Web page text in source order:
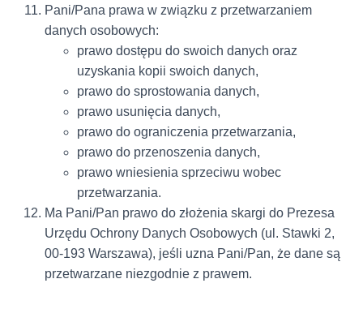
Pani/Pana prawa w związku z przetwarzaniem
danych osobowych:
prawo dostępu do swoich danych oraz
uzyskania kopii swoich danych,
prawo do sprostowania danych,
prawo usunięcia danych,
prawo do ograniczenia przetwarzania,
prawo do przenoszenia danych,
prawo wniesienia sprzeciwu wobec
przetwarzania.
Ma Pani/Pan prawo do złożenia skargi do Prezesa
Urzędu Ochrony Danych Osobowych (ul. Stawki 2,
00-193 Warszawa), jeśli uzna Pani/Pan, że dane są
przetwarzane niezgodnie z prawem.